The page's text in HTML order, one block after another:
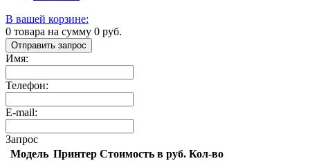
В вашей корзине:
0 товара на сумму 0 руб.
Отправить запрос
Имя:
Телефон:
E-mail:
Запрос
Модель Принтер Стоимость в руб. Кол-во